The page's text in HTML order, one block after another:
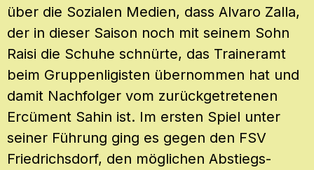
über die Sozialen Medien, dass Alvaro Zalla,
der in dieser Saison noch mit seinem Sohn
Raisi die Schuhe schnürte, das Traineramt
beim Gruppenligisten übernommen hat und
damit Nachfolger vom zurückgetretenen
Ercüment Sahin ist. Im ersten Spiel unter
seiner Führung ging es gegen den FSV
Friedrichsdorf, den möglichen Abstiegs-